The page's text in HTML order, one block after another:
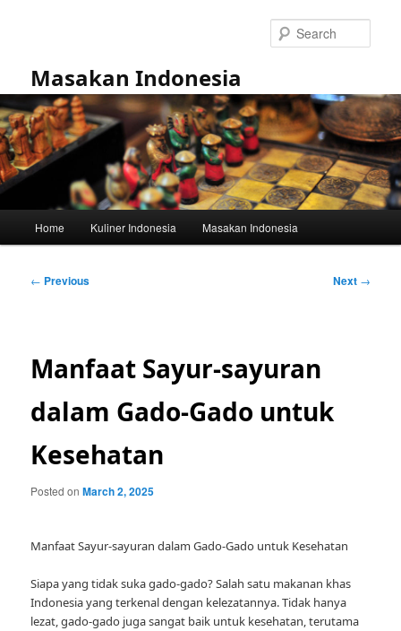
Masakan Indonesia
Home Kuliner Indonesia Masakan Indonesia
Post
← Previous Next →
Manfaat Sayur-sayuran
dalam Gado-Gado untuk
Kesehatan
Posted onMarch 2, 2025
Manfaat Sayur-sayuran dalam Gado-Gado untuk Kesehatan
Siapa yang tidak suka gado-gado? Salah satu makanan khas
Indonesia yang terkenal dengan kelezatannya. Tidak hanya
lezat, gado-gado juga sangat baik untuk kesehatan, terutama